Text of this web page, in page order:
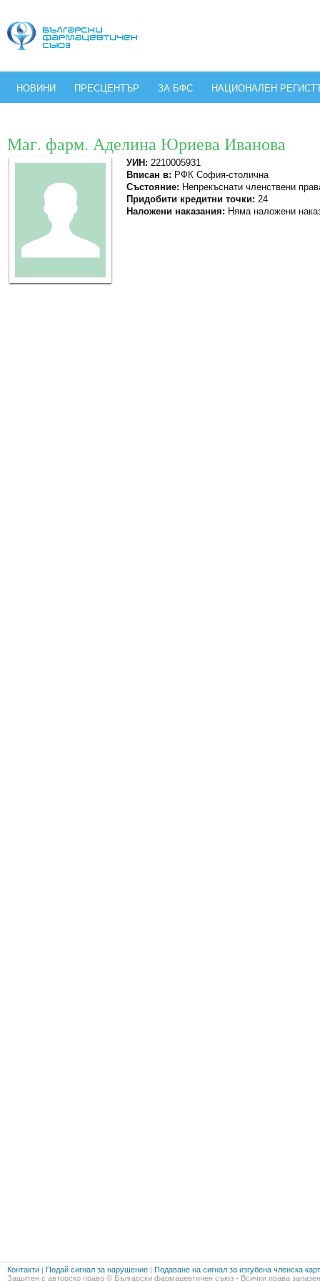
НОВИНИ ПРЕСЦЕНТЪР ЗА БФС НАЦИОНАЛЕН
Маг. фарм. Аделина Юриева Иванова
УИН: 2210005931
Вписан в: РФК София-столична
Състояние: Непрекъснати членствени
Придобити кредитни точки: 24
Наложени наказания: Няма наложени
Контакти | Подай сигнал за нарушение | Подаване на сигнал за изгубена членска
Защитен с авторско право © Български фармацевтичен съюз - Всички права